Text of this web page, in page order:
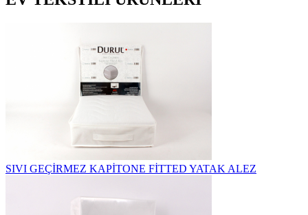
SIVI GEÇİRMEZ KAPİTONE FİTTED YATAK ALEZ